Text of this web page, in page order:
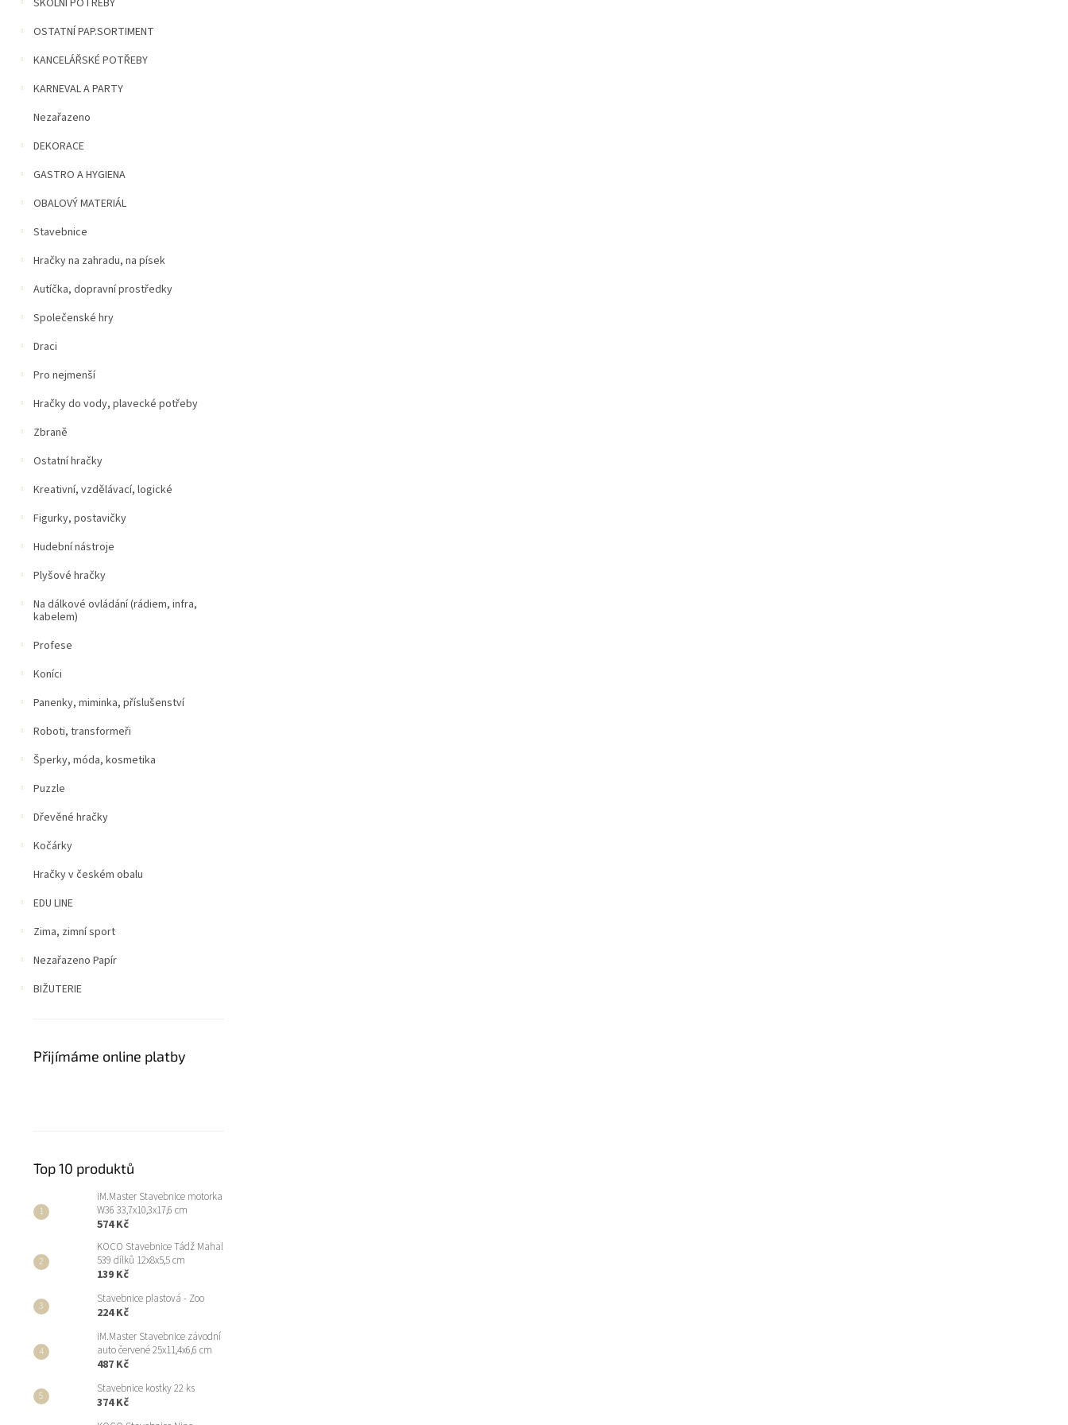
p
a
e
ŠKOLNÍ POTŘEBY
OSTATNÍ PAP.SORTIMENT
KANCELÁŘSKÉ POTŘEBY
KARNEVAL A PARTY
Nezařazeno
DEKORACE
GASTRO A HYGIENA
OBALOVÝ MATERIÁL
Stavebnice
Hračky na zahradu, na písek
Autíčka, dopravní prostředky
Společenské hry
Draci
Pro nejmenší
Hračky do vody, plavecké potřeby
Zbraně
Ostatní hračky
Kreativní, vzdělávací, logické
Figurky, postavičky
Hudební nástroje
Plyšové hračky
Na dálkové ovládání (rádiem, infra,
kabelem)
Profese
Koníci
Panenky, miminka, příslušenství
Roboti, transformeři
Šperky, móda, kosmetika
Puzzle
Dřevěné hračky
Kočárky
Hračky v českém obalu
EDU LINE
Zima, zimní sport
Nezařazeno Papír
BIŽUTERIE
Přijímáme online platby
Top 10 produktů
iM.Master Stavebnice motorka
W36 33,7x10,3x17,6 cm
574 Kč
KOCO Stavebnice Tádž Mahal
539 dílků 12x8x5,5 cm
139 Kč
Stavebnice plastová - Zoo
224 Kč
iM.Master Stavebnice závodní
auto červené 25x11,4x6,6 cm
487 Kč
Stavebnice kostky 22 ks
374 Kč